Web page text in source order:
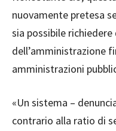
nuovamente pretesa
sia possibile
dell’amministrazione
amministrazioni
«Un sistema –
contrario alla ratio di